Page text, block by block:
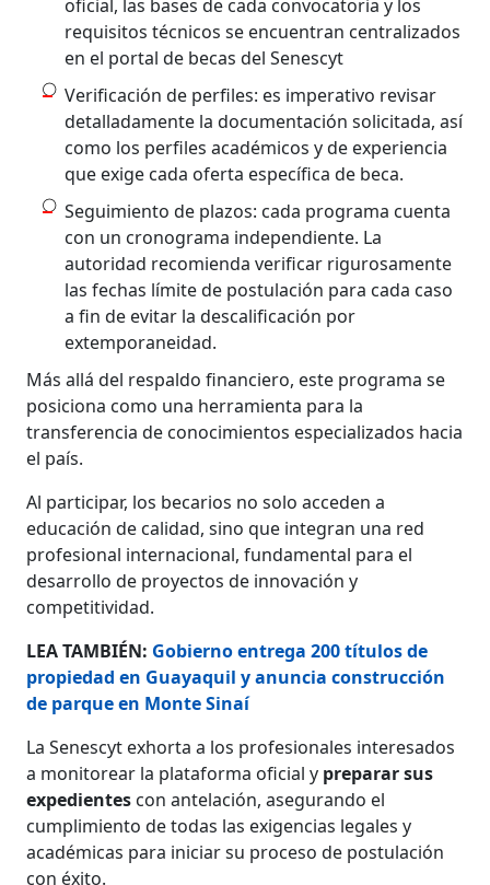
oficial, las bases de cada convocatoria y los
requisitos técnicos se encuentran centralizados
en el portal de becas del Senescyt
Verificación de perfiles: es imperativo revisar
detalladamente la documentación solicitada, así
como los perfiles académicos y de experiencia
que exige cada oferta específica de beca.
Seguimiento de plazos: cada programa cuenta
con un cronograma independiente. La
autoridad recomienda verificar rigurosamente
las fechas límite de postulación para cada caso
a fin de evitar la descalificación por
extemporaneidad.
Más allá del respaldo financiero, este programa se
posiciona como una herramienta para la
transferencia de conocimientos especializados hacia
el país.
Al participar, los becarios no solo acceden a
educación de calidad, sino que integran una red
profesional internacional, fundamental para el
desarrollo de proyectos de innovación y
competitividad.
LEA TAMBIÉN: Gobierno entrega 200 títulos de
propiedad en Guayaquil y anuncia construcción
de parque en Monte Sinaí
La Senescyt exhorta a los profesionales interesados
a monitorear la plataforma oficial y preparar sus
expedientes con antelación, asegurando el
cumplimiento de todas las exigencias legales y
académicas para iniciar su proceso de postulación
con éxito.